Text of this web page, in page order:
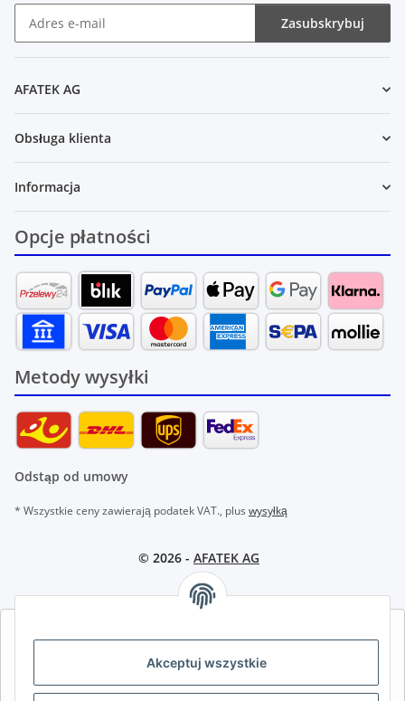
Akceptuj wszystkie
Zasubskrybuj
AFATEK AG
Obsługa klienta
Informacja
Opcje płatności
Metody wysyłki
Odstąp od umowy
* Wszystkie ceny zawierają podatek VAT., plus wysyłką
© 2026 - AFATEK AG
AFATEK INTERNATIONAL – WYBIERZ REGION I JĘZYK | SELECT
DE AT CH (DE) CH (FR)